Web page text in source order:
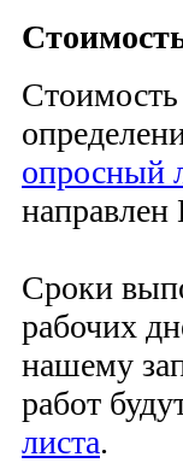
Стоимость
опросный
направлен
Сроки
рабочих
нашему
работ
листа.